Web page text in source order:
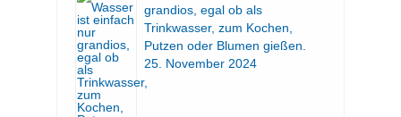
grandios, egal ob als
Trinkwasser, zum Kochen,
Putzen oder Blumen gießen.
25. November 2024